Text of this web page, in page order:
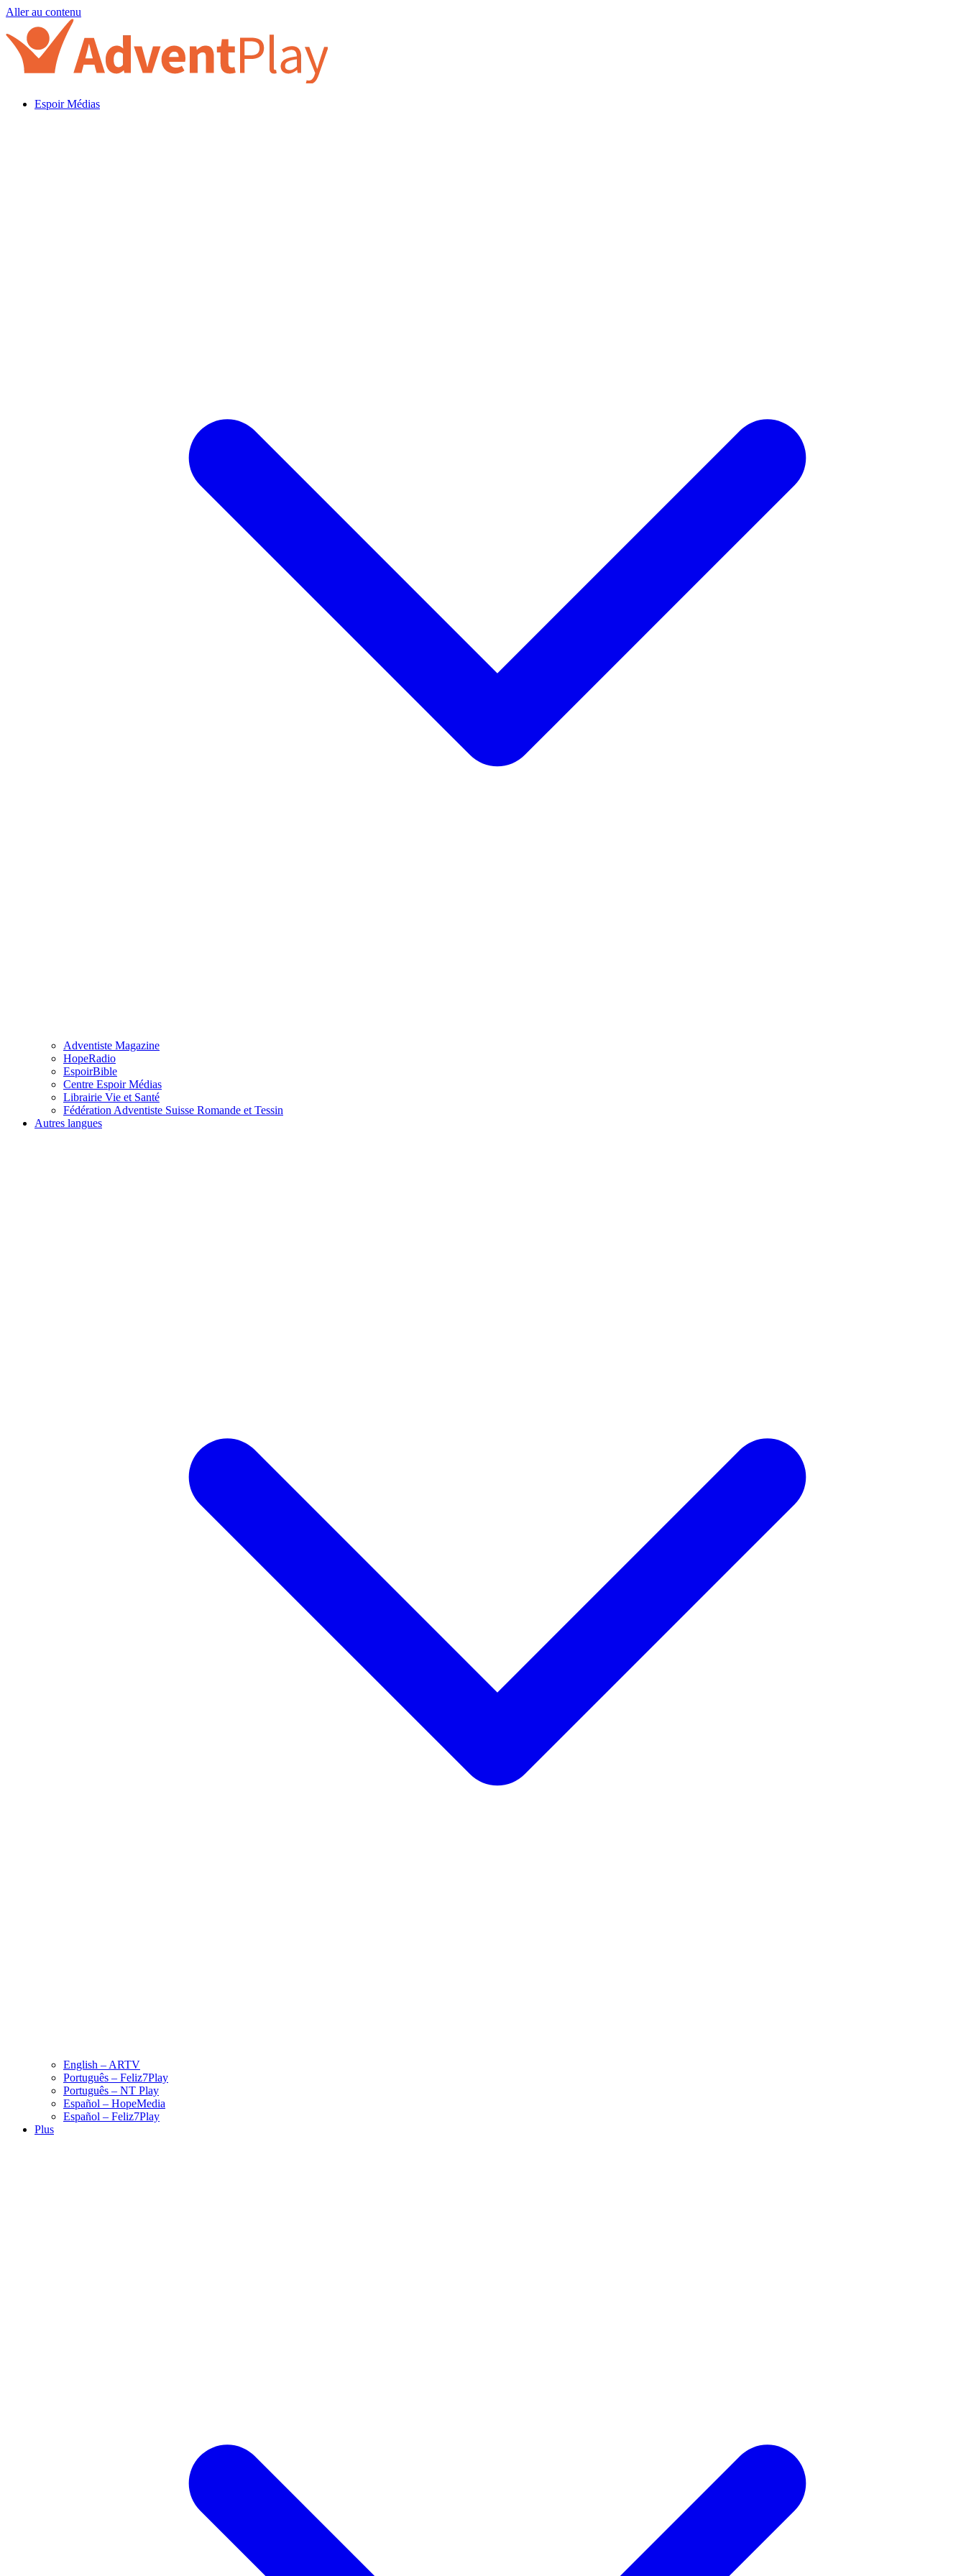
Aller au contenu
Espoir Médias
Adventiste Magazine
HopeRadio
EspoirBible
Centre Espoir Médias
Librairie Vie et Santé
Fédération Adventiste Suisse Romande et Tessin
Autres langues
English – ARTV
Português – Feliz7Play
Português – NT Play
Español – HopeMedia
Español – Feliz7Play
Plus